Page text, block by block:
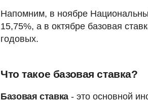
Напомним, в ноябре
15,75%, а в октябре базовая
годовых.
Что такое базовая ставка?
Базовая ставка- это основной